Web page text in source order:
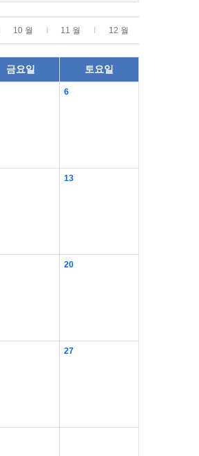
10 월 11 월 12 월
금요일 토요일
6
13
20
27